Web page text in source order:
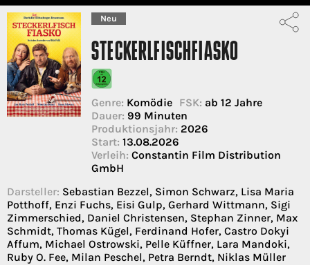
Neu
STECKERLFISCHFIASKO
Genre: Komödie FSK: ab 12 Jahre
Dauer: 99 Minuten
Produktionsjahr: 2026
Start: 13.08.2026
Verleih: Constantin Film Distribution
GmbH
Darsteller: Sebastian Bezzel, Simon Schwarz, Lisa Maria
Potthoff, Enzi Fuchs, Eisi Gulp, Gerhard Wittmann, Sigi
Zimmerschied, Daniel Christensen, Stephan Zinner, Max
Schmidt, Thomas Kügel, Ferdinand Hofer, Castro Dokyi
Affum, Michael Ostrowski, Pelle Küffner, Lara Mandoki,
Ruby O. Fee, Milan Peschel, Petra Berndt, Niklas Müller